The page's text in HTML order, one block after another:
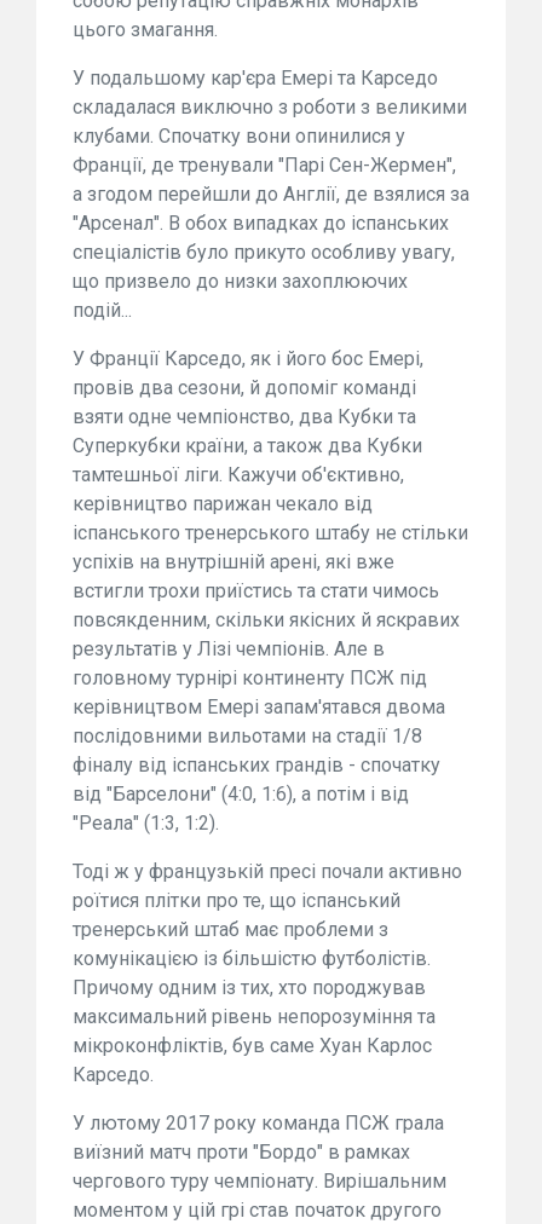
цього змагання.
У подальшому кар'єра Емері та Карседо
складалася виключно з роботи з великими
клубами. Спочатку вони опинилися у
Франції, де тренували "Парі Сен-Жермен",
а згодом перейшли до Англії, де взялися за
"Арсенал". В обох випадках до іспанських
спеціалістів було прикуто особливу увагу,
що призвело до низки захоплюючих
подій...
У Франції Карседо, як і його бос Емері,
провів два сезони, й допоміг команді
взяти одне чемпіонство, два Кубки та
Суперкубки країни, а також два Кубки
тамтешньої ліги. Кажучи об'єктивно,
керівництво парижан чекало від
іспанського тренерського штабу не стільки
успіхів на внутрішній арені, які вже
встигли трохи приїстись та стати чимось
повсякденним, скільки якісних й яскравих
результатів у Лізі чемпіонів. Але в
головному турнірі континенту ПСЖ під
керівництвом Емері запам'ятався двома
послідовними вильотами на стадії 1/8
фіналу від іспанських грандів - спочатку
від "Барселони" (4:0, 1:6), а потім і від
"Реала" (1:3, 1:2).
Тоді ж у французькій пресі почали активно
роїтися плітки про те, що іспанський
тренерський штаб має проблеми з
комунікацією із більшістю футболістів.
Причому одним із тих, хто породжував
максимальний рівень непорозуміння та
мікроконфліктів, був саме Хуан Карлос
Карседо.
У лютому 2017 року команда ПСЖ грала
виїзний матч проти "Бордо" в рамках
чергового туру чемпіонату. Вирішальним
моментом у цій грі став початок другого